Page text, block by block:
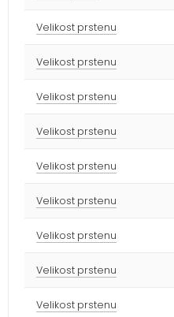
Velikost prstenu
Velikost prstenu
Velikost prstenu
Velikost prstenu
Velikost prstenu
Velikost prstenu
Velikost prstenu
Velikost prstenu
Velikost prstenu